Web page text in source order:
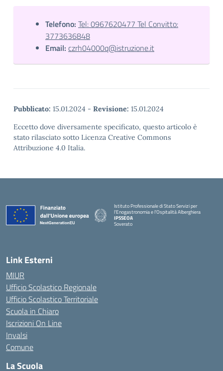
Telefono: Tel: 0967620477 Tel Convitto:
3773636848
Email: czrh04000q@istruzione.it
Pubblicato: 15.01.2024 - Revisione: 15.01.2024
Eccetto dove diversamente specificato, questo articolo è
stato rilasciato sotto Licenza Creative Commons
Attribuzione 4.0 Italia.
Istituto Professionale di Stato Servizi per
l'Enogastronomia e l'Ospitalità Alberghiera
IPSSEOA
Soverato
Link Esterni
MIUR
Ufficio Scolastico Regionale
Ufficio Scolastico Territoriale
Scuola in Chiaro
Iscrizioni On Line
Invalsi
Comune
La Scuola